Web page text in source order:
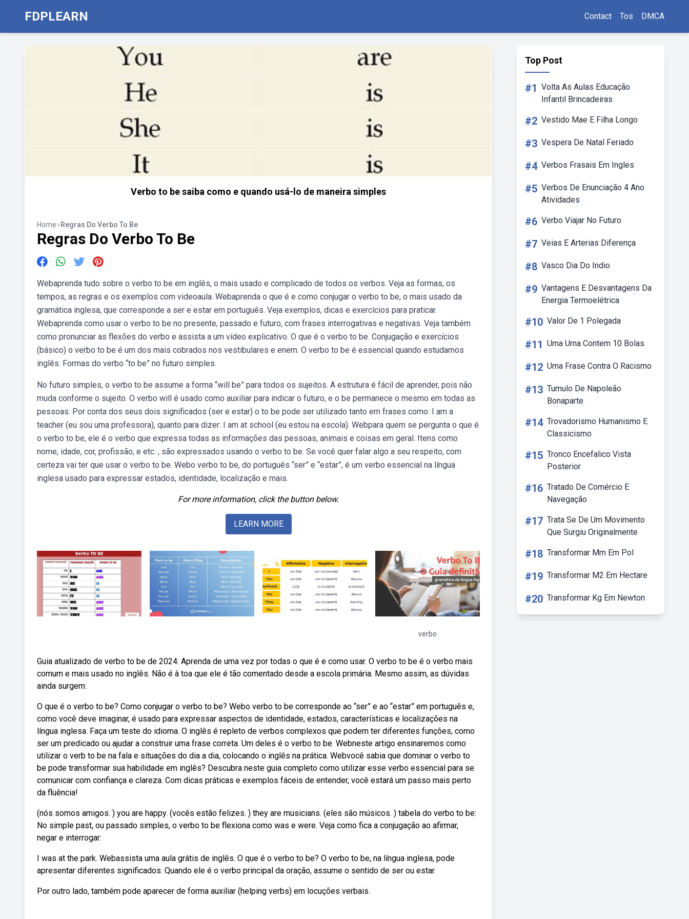
FDPLEARN Contact Tos DMCA
Verbo to be saiba como e quando usá-lo de maneira simples
Home>Regras Do Verbo To Be
Regras Do Verbo To Be
Webaprenda tudo sobre o verbo to be em inglês, o mais usado e complicado de todos os verbos. Veja as formas, os
tempos, as regras e os exemplos com videoaula. Webaprenda o que é e como conjugar o verbo to be, o mais usado da
gramática inglesa, que corresponde a ser e estar em português. Veja exemplos, dicas e exercícios para praticar.
Webaprenda como usar o verbo to be no presente, passado e futuro, com frases interrogativas e negativas. Veja também
como pronunciar as flexões do verbo e assista a um vídeo explicativo. O que é o verbo to be. Conjugação e exercícios
(básico) o verbo to be é um dos mais cobrados nos vestibulares e enem. O verbo to be é essencial quando estudamos
inglês. Formas do verbo “to be” no futuro simples.
No futuro simples, o verbo to be assume a forma “will be” para todos os sujeitos. A estrutura é fácil de aprender, pois não
muda conforme o sujeito. O verbo will é usado como auxiliar para indicar o futuro, e o be permanece o mesmo em todas as
pessoas. Por conta dos seus dois significados (ser e estar) o to be pode ser utilizado tanto em frases como: I am a
teacher (eu sou uma professora), quanto para dizer: I am at school (eu estou na escola). Webpara quem se pergunta o que é
o verbo to be, ele é o verbo que expressa todas as informações das pessoas, animais e coisas em geral. Itens como
nome, idade, cor, profissão, e etc. , são expressados usando o verbo to be. Se você quer falar algo a seu respeito, com
certeza vai ter que usar o verbo to be. Webo verbo to be, do português “ser” e “estar”, é um verbo essencial na língua
inglesa usado para expressar estados, identidade, localização e mais.
For more information, click the button below.
LEARN MORE
verbo
Guia atualizado de verbo to be de 2024: Aprenda de uma vez por todas o que é e como usar. O verbo to be é o verbo mais
comum e mais usado no inglês. Não é à toa que ele é tão comentado desde a escola primária. Mesmo assim, as dúvidas
ainda surgem:
O que é o verbo to be? Como conjugar o verbo to be? Webo verbo to be corresponde ao “ser” e ao “estar” em português e,
como você deve imaginar, é usado para expressar aspectos de identidade, estados, características e localizações na
língua inglesa. Faça um teste do idioma. O inglês é repleto de verbos complexos que podem ter diferentes funções, como
ser um predicado ou ajudar a construir uma frase correta. Um deles é o verbo to be. Webneste artigo ensinaremos como
utilizar o verb to be na fala e situações do dia a dia, colocando o inglês na prática. Webvocê sabia que dominar o verbo to
be pode transformar sua habilidade em inglês? Descubra neste guia completo como utilizar esse verbo essencial para se
comunicar com confiança e clareza. Com dicas práticas e exemplos fáceis de entender, você estará um passo mais perto
da fluência!
(nós somos amigos. ) you are happy. (vocês estão felizes. ) they are musicians. (eles são músicos. ) tabela do verbo to be:
No simple past, ou passado simples, o verbo to be flexiona como was e were. Veja como fica a conjugação ao afirmar,
negar e interrogar:
I was at the park. Webassista uma aula grátis de inglês. O que é o verbo to be? O verbo to be, na língua inglesa, pode
apresentar diferentes significados. Quando ele é o verbo principal da oração, assume o sentido de ser ou estar.
Por outro lado, também pode aparecer de forma auxiliar (helping verbs) em locuções verbais.
Top Post
#1 Volta As Aulas Educação
Infantil Brincadeiras
#2 Vestido Mae E Filha Longo
#3 Vespera De Natal Feriado
#4 Verbos Frasais Em Ingles
#5 Verbos De Enunciação 4 Ano
Atividades
#6 Verbo Viajar No Futuro
#7 Veias E Arterias Diferença
#8 Vasco Dia Do Indio
#9 Vantagens E Desvantagens Da
Energia Termoelétrica
#10 Valor De 1 Polegada
#11 Uma Urna Contem 10 Bolas
#12 Uma Frase Contra O Racismo
#13 Tumulo De Napoleão
Bonaparte
#14 Trovadorismo Humanismo E
Classicismo
#15 Tronco Encefalico Vista
Posterior
#16 Tratado De Comércio E
Navegação
#17 Trata Se De Um Movimento
Que Surgiu Originalmente
#18 Transformar Mm Em Pol
#19 Transformar M2 Em Hectare
#20 Transformar Kg Em Newton